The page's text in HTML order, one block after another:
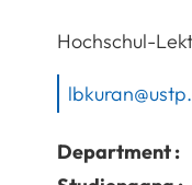
Hochschul-
Department :